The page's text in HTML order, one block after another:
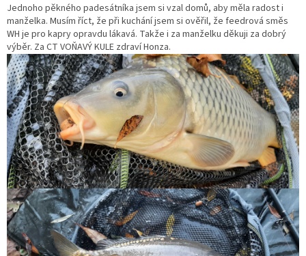
Jednoho pěkného padesátníka jsem si vzal domů, aby měla radost i
manželka. Musím říct, že při kuchání jsem si ověřil, že feedrová směs
WH je pro kapry opravdu lákavá. Takže i za manželku děkuji za dobrý
výběr. Za CT VOŇAVÝ KULE zdraví Honza.